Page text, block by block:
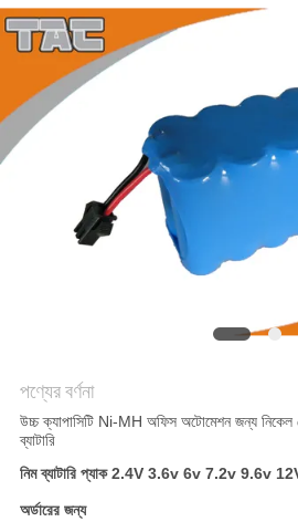
উদ্ধৃতির
জন্য
আবেদন
সাইট
পণ্যের বর্ণনা
উচ্চ ক্যাপাসিটি Ni-MH অফিস অটোমেশন জন্য নিকেল
ব্যাটারি
নিম ব্যাটারি প্যাক 2.4V 3.6v 6v 7.2v 9.6v
অর্ডারের জন্য